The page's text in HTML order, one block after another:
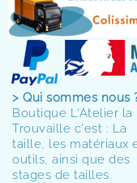
> Qui sommes nous
Boutique L'Atelier la
Trouvaille c'est : La
taille, les matériaux
outils, ainsi que des
stages de tailles.